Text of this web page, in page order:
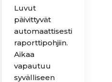
Luvut
päivittyvät
automaattisesti
raporttipohjiin.
Aikaa
vapautuu
syvälliseen